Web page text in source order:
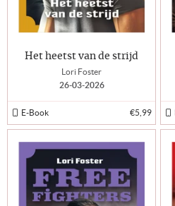
Het heetst van de strijd
Lori Foster
26-03-2026
E-Book €5,99